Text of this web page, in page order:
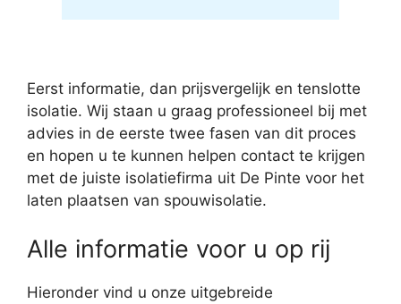
Eerst informatie, dan prijsvergelijk en tenslotte
isolatie. Wij staan u graag professioneel bij met
advies in de eerste twee fasen van dit proces
en hopen u te kunnen helpen contact te krijgen
met de juiste isolatiefirma uit De Pinte voor het
laten plaatsen van spouwisolatie.
Alle informatie voor u op rij
Hieronder vind u onze uitgebreide